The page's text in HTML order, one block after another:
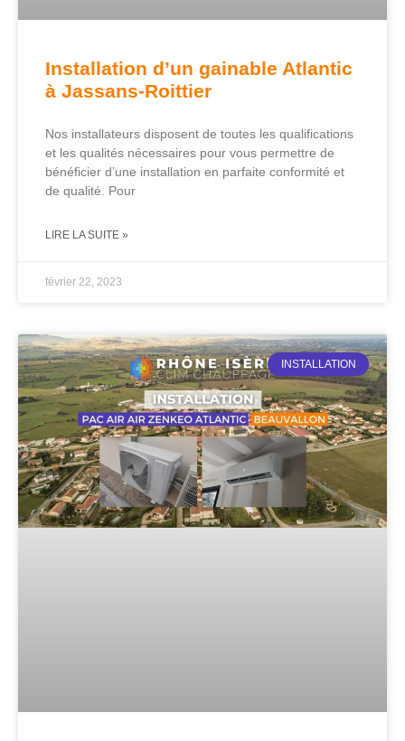
Installation d’un gainable Atlantic
à Jassans-Roittier
Nos installateurs disposent de toutes les qualifications
et les qualités nécessaires pour vous permettre de
bénéficier d’une installation en parfaite conformité et
de qualité. Pour
LIRE LA SUITE »
février 22, 2023
INSTALLATION